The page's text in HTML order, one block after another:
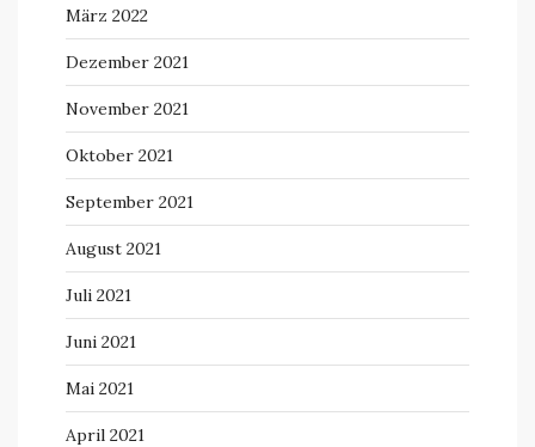
März 2022
Dezember 2021
November 2021
Oktober 2021
September 2021
August 2021
Juli 2021
Juni 2021
Mai 2021
April 2021